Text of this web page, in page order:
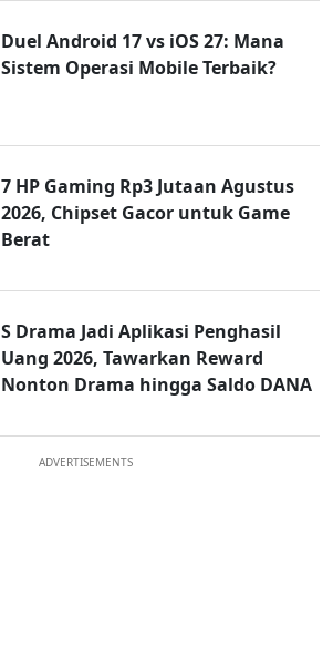
Duel Android 17 vs iOS 27: Mana
Sistem Operasi Mobile Terbaik?
7 HP Gaming Rp3 Jutaan Agustus
2026, Chipset Gacor untuk Game
Berat
S Drama Jadi Aplikasi Penghasil
Uang 2026, Tawarkan Reward
Nonton Drama hingga Saldo DANA
ADVERTISEMENTS